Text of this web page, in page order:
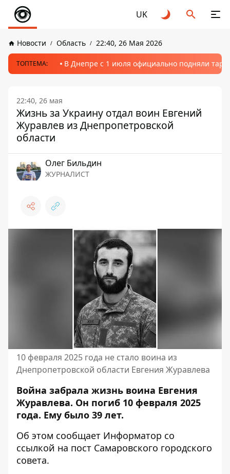
UK
Новости Область 22:40, 26 Мая 2026
ТОПТЕМА: В Днепре с 1 июля официально подняли
22:40, 26 мая
Жизнь за Украину отдал воин Евгений
Журавлев из Днепропетровской
области
Олег Бильдин
ЖУРНАЛИСТ
10 февраля 2025 года не стало воина из
Днепропетровской области Евгения Журавлева
Война забрала жизнь воина Евгения
Журавлева. Он погиб 10 февраля 2025
года. Ему было 39 лет.
Об этом сообщает Информатор со
ссылкой на пост Самаровского городского
совета.